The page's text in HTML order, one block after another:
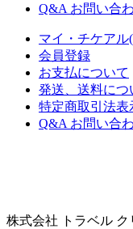
Q&A お問い合
マイ・チケア
会員登録
お支払について
発送、送料につ
特定商取引法表
Q&A お問い合
株式会社 トラベル